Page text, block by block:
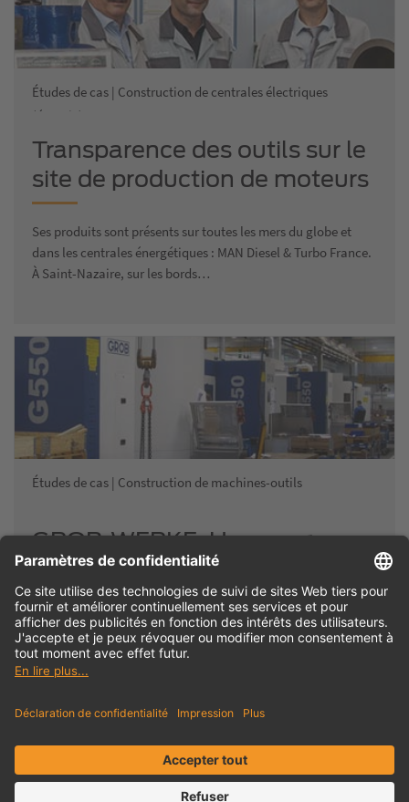
Études de cas | Construction de centrales électriques
(énergie)
Transparence des outils sur le
site de production de moteurs
MAN
Ses produits sont présents sur toutes les mers du globe et
dans les centrales énergétiques : MAN Diesel & Turbo France.
À Saint-Nazaire, sur les bords…
Études de cas | Construction de machines-outils
GROB-WERKE: Un rouage
désormais indispensable en
gestion de production
Avoir une production efficace sans une gestion d'outils
moderne ? Chez GROB, cela est aujourd'hui impensable,
aussi bien dans l'usine principale de…